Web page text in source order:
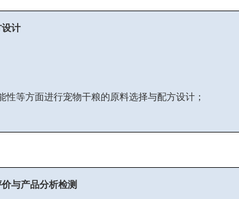
计
等方面进行宠物干粮的原料选择与配方设计；
与产品分析检测